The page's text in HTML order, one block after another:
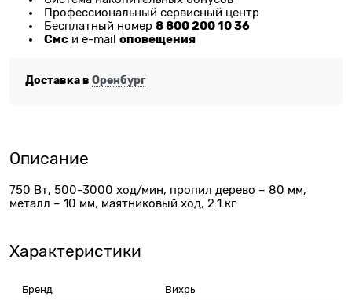
Профессиональный сервисный центр
Бесплатный номер 8 800 200 10 36
Смс и e-mail оповещения
Доставка в Оренбург
Описание
750 Вт, 500-3000 ход/мин, пропил дерево – 80 мм,
металл – 10 мм, маятниковый ход, 2.1 кг
Характеристики
Бренд Вихрь